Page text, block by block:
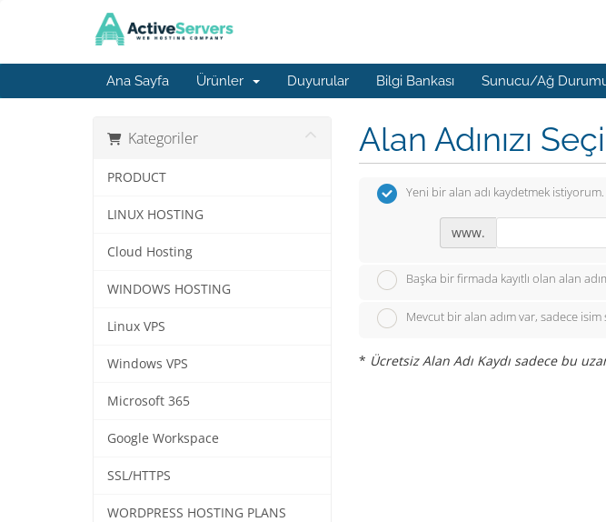
Ana Sayfa Ürünler Duyurular Bilgi Bankası Sunucu/Ağ
Kategoriler
PRODUCT
LINUX HOSTING
Cloud Hosting
WINDOWS HOSTING
Linux VPS
Windows VPS
Microsoft 365
Google Workspace
SSL/HTTPS
WORDPRESS HOSTING PLANS
Alan Adınızı
Yeni bir alan adı kaydetmek istiyorum.
www.
Başka bir firmada kayıtlı olan alan
Mevcut bir alan adım var, sadece
* Ücretsiz Alan Adı Kaydı sadece bu